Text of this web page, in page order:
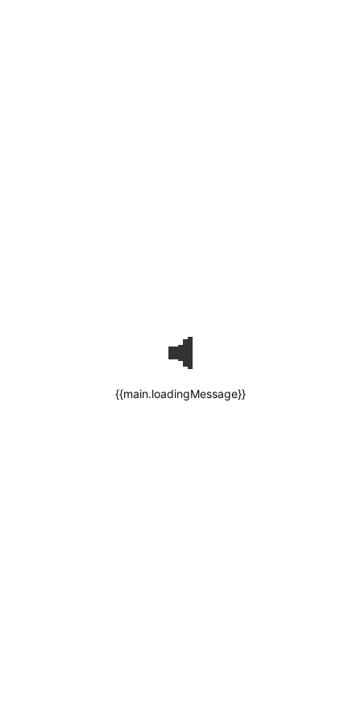
{{main.loadingMessage}}